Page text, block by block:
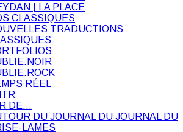
| LA PLACE
CLASSIQUES
TRADUCTIONS
RÉEL
DE…
DU JOURNAL DU JOURNAL DU
LAMES